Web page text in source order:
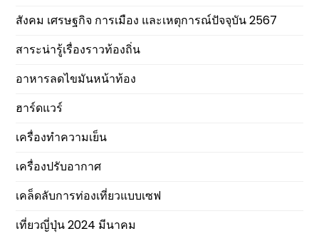
สังคม เศรษฐกิจ การเมือง และเหตุการณ์ปัจจุบัน 2567
สาระน่ารู้เรื่องราวท้องถิ่น
อาหารลดไขมันหน้าท้อง
ฮาร์ดแวร์
เครื่องทำความเย็น
เครื่องปรับอากาศ
เคล็ดลับการท่องเที่ยวแบบเซฟ
เที่ยวญี่ปุ่น 2024 มีนาคม